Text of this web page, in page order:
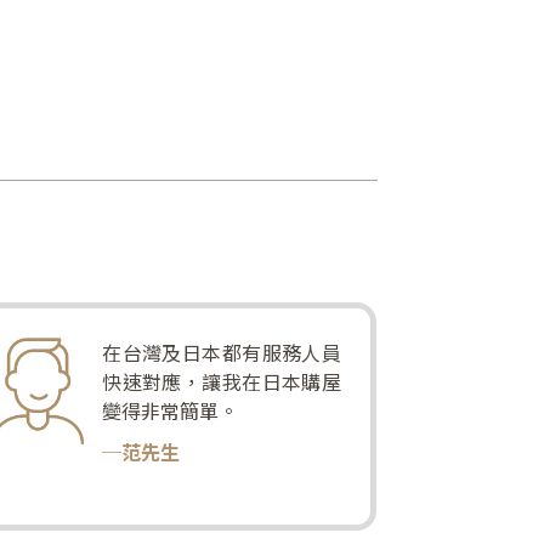
在台灣及日本都有服務人員
快速對應，讓我在日本購屋
變得非常簡單。
─范先生